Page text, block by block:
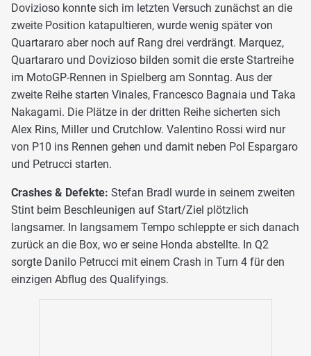
Dovizioso konnte sich im letzten Versuch zunächst an die
zweite Position katapultieren, wurde wenig später von
Quartararo aber noch auf Rang drei verdrängt. Marquez,
Quartararo und Dovizioso bilden somit die erste Startreihe
im MotoGP-Rennen in Spielberg am Sonntag. Aus der
zweite Reihe starten Vinales, Francesco Bagnaia und Taka
Nakagami. Die Plätze in der dritten Reihe sicherten sich
Alex Rins, Miller und Crutchlow. Valentino Rossi wird nur
von P10 ins Rennen gehen und damit neben Pol Espargaro
und Petrucci starten.
Crashes & Defekte: Stefan Bradl wurde in seinem zweiten
Stint beim Beschleunigen auf Start/Ziel plötzlich
langsamer. In langsamem Tempo schleppte er sich danach
zurück an die Box, wo er seine Honda abstellte. In Q2
sorgte Danilo Petrucci mit einem Crash in Turn 4 für den
einzigen Abflug des Qualifyings.